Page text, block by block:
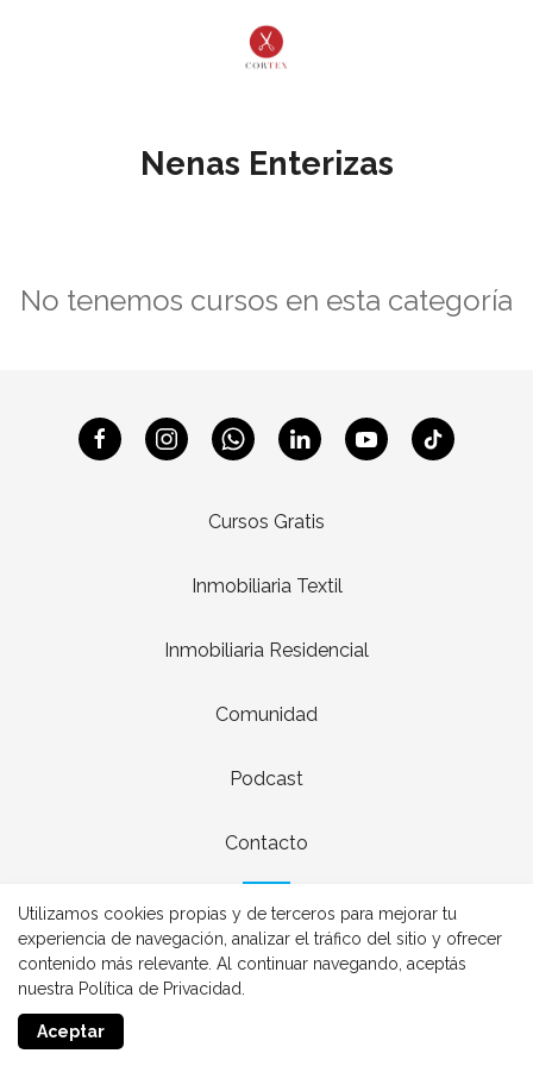
Nenas Enterizas
No tenemos cursos en esta categoría
Cursos Gratis
Inmobiliaria Textil
Inmobiliaria Residencial
Comunidad
Podcast
Contacto
Utilizamos cookies propias y de terceros para mejorar tu
experiencia de navegación, analizar el tráfico del sitio y ofrecer
contenido más relevante. Al continuar navegando, aceptás
nuestra Política de Privacidad.
Aceptar